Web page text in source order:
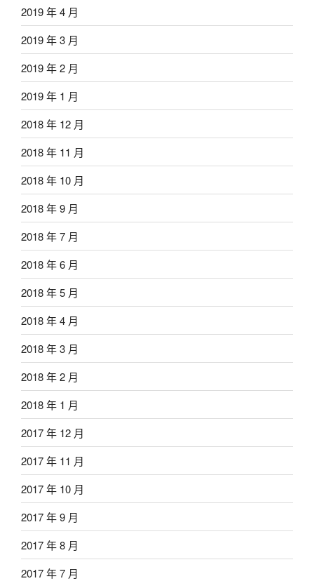
2019 年 4 月
2019 年 3 月
2019 年 2 月
2019 年 1 月
2018 年 12 月
2018 年 11 月
2018 年 10 月
2018 年 9 月
2018 年 7 月
2018 年 6 月
2018 年 5 月
2018 年 4 月
2018 年 3 月
2018 年 2 月
2018 年 1 月
2017 年 12 月
2017 年 11 月
2017 年 10 月
2017 年 9 月
2017 年 8 月
2017 年 7 月